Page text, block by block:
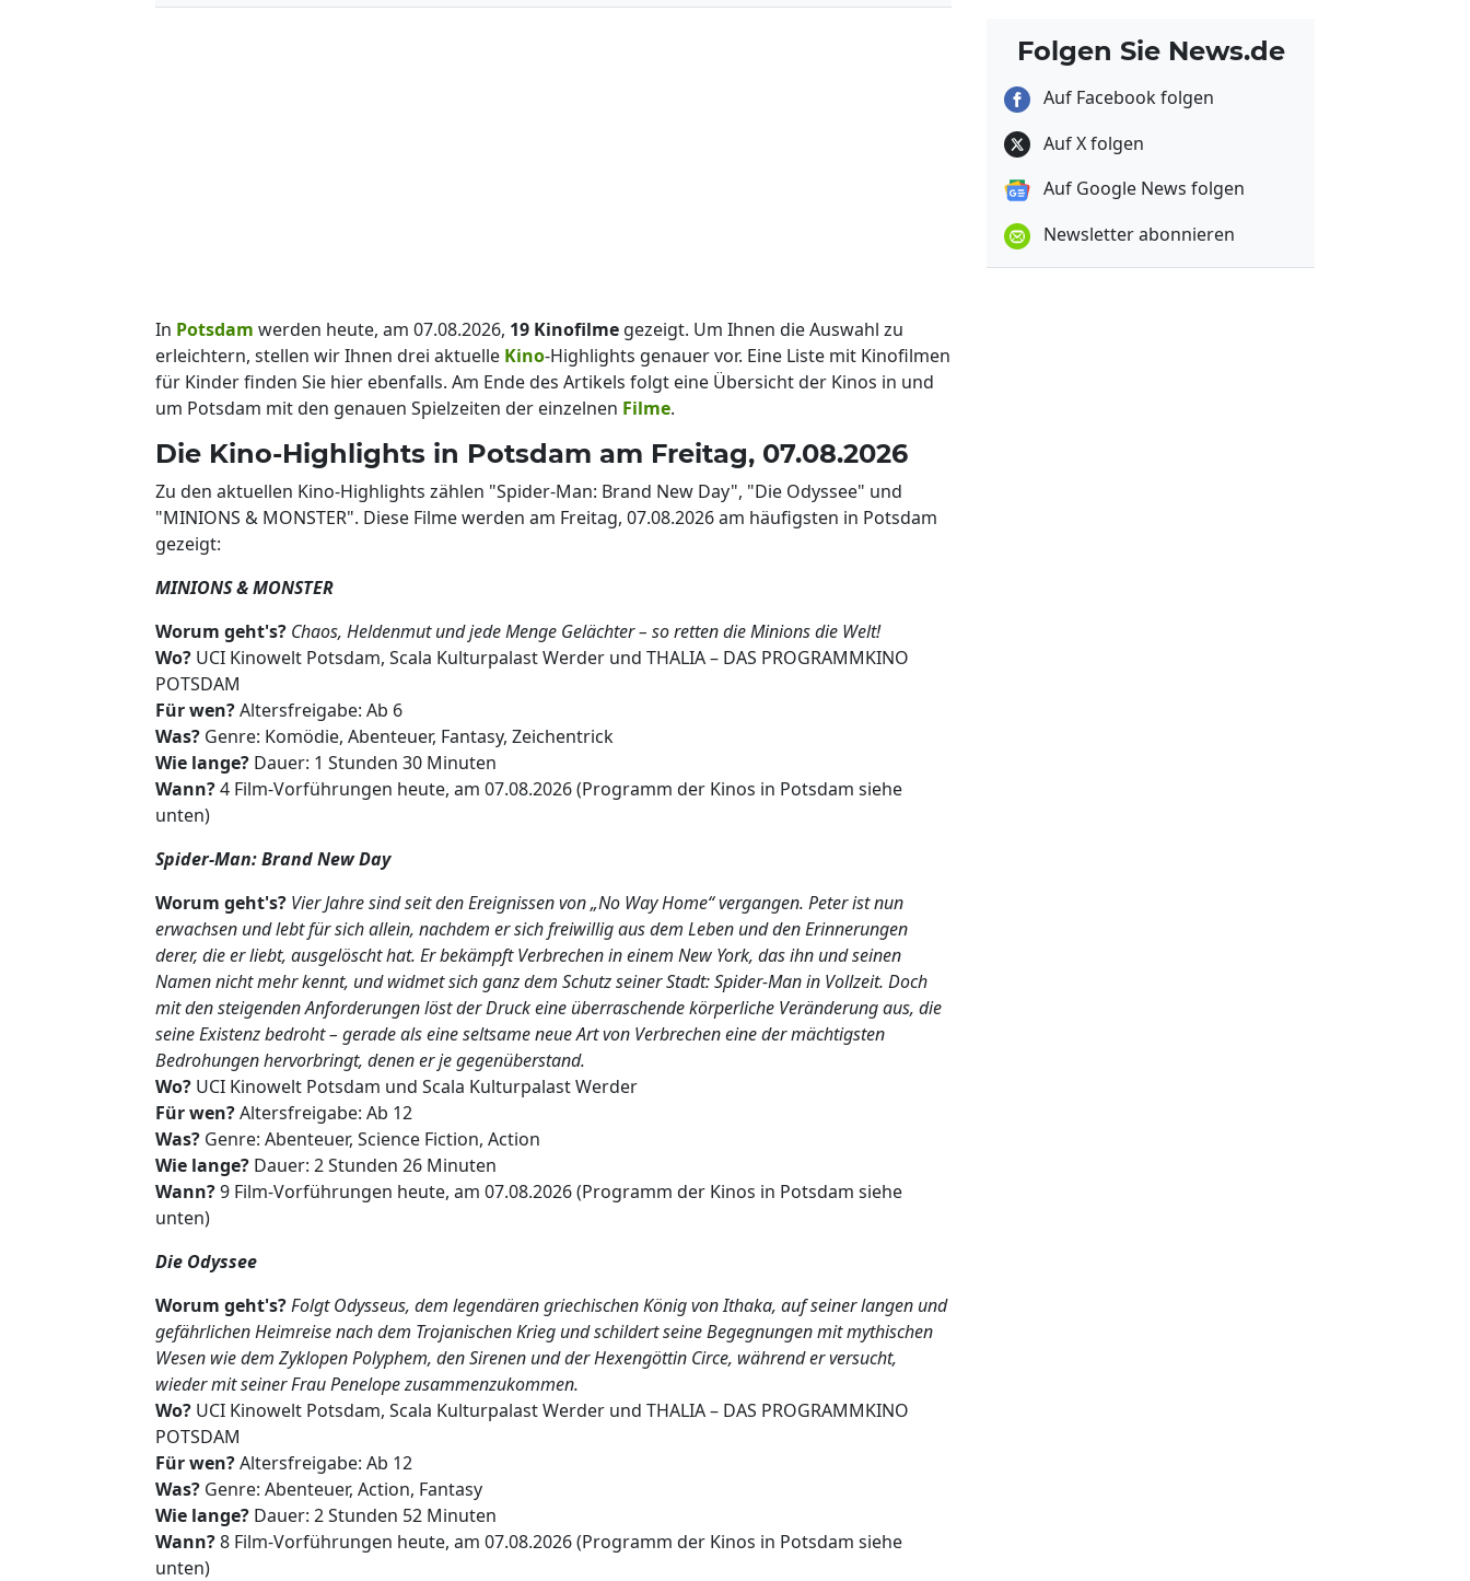
In Potsdam werden heute, am 07.08.2026, 19 Kinofilme gezeigt. Um Ihnen die Auswahl zu
erleichtern, stellen wir Ihnen drei aktuelle Kino-Highlights genauer vor. Eine Liste mit Kinofilmen
für Kinder finden Sie hier ebenfalls. Am Ende des Artikels folgt eine Übersicht der Kinos in und
um Potsdam mit den genauen Spielzeiten der einzelnen Filme.
Die Kino-Highlights in Potsdam am Freitag, 07.08.2026
Zu den aktuellen Kino-Highlights zählen "Spider-Man: Brand New Day", "Die Odyssee" und
"MINIONS & MONSTER". Diese Filme werden am Freitag, 07.08.2026 am häufigsten in Potsdam
gezeigt:
MINIONS & MONSTER
Worum geht's? Chaos, Heldenmut und jede Menge Gelächter – so retten die Minions die Welt!
Wo? UCI Kinowelt Potsdam, Scala Kulturpalast Werder und THALIA – DAS PROGRAMMKINO
POTSDAM
Für wen?Altersfreigabe: Ab 6
Was? Genre: Komödie, Abenteuer, Fantasy, Zeichentrick
Wie lange? Dauer: 1 Stunden 30 Minuten
Wann?4 Film-Vorführungen heute, am 07.08.2026 (Programm der Kinos in Potsdam siehe
unten)
Spider-Man: Brand New Day
Worum geht's? Vier Jahre sind seit den Ereignissen von „No Way Home“ vergangen. Peter ist nun
erwachsen und lebt für sich allein, nachdem er sich freiwillig aus dem Leben und den Erinnerungen
derer, die er liebt, ausgelöscht hat. Er bekämpft Verbrechen in einem New York, das ihn und seinen
Namen nicht mehr kennt, und widmet sich ganz dem Schutz seiner Stadt: Spider-Man in Vollzeit. Doch
mit den steigenden Anforderungen löst der Druck eine überraschende körperliche Veränderung aus, die
seine Existenz bedroht – gerade als eine seltsame neue Art von Verbrechen eine der mächtigsten
Bedrohungen hervorbringt, denen er je gegenüberstand.
Wo? UCI Kinowelt Potsdam und Scala Kulturpalast Werder
Für wen?Altersfreigabe: Ab 12
Was? Genre: Abenteuer, Science Fiction, Action
Wie lange? Dauer: 2 Stunden 26 Minuten
Wann?9 Film-Vorführungen heute, am 07.08.2026 (Programm der Kinos in Potsdam siehe
unten)
Die Odyssee
Worum geht's?Folgt Odysseus, dem legendären griechischen König von Ithaka, auf seiner langen und
gefährlichen Heimreise nach dem Trojanischen Krieg und schildert seine Begegnungen mit mythischen
Wesen wie dem Zyklopen Polyphem, den Sirenen und der Hexengöttin Circe, während er versucht,
wieder mit seiner Frau Penelope zusammenzukommen.
Wo? UCI Kinowelt Potsdam, Scala Kulturpalast Werder und THALIA – DAS PROGRAMMKINO
POTSDAM
Für wen?Altersfreigabe: Ab 12
Was? Genre: Abenteuer, Action, Fantasy
Wie lange? Dauer: 2 Stunden 52 Minuten
Wann?8 Film-Vorführungen heute, am 07.08.2026 (Programm der Kinos in Potsdam siehe
unten)
Folgen Sie News.de
Auf Facebook folgen
Auf X folgen
Auf Google News folgen
Newsletter abonnieren